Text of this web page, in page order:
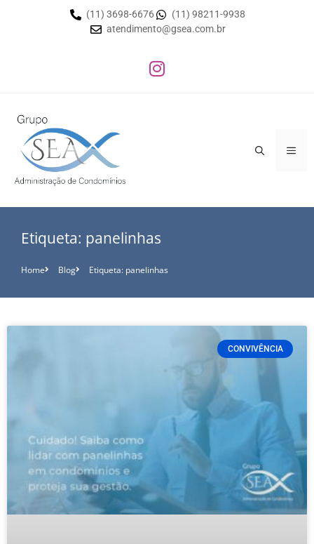
(11) 3698-6676
(11) 98211-9938
atendimento@gsea.com.br
Etiqueta: panelinhas
Home Blog Etiqueta: panelinhas
CONVIVÊNCIA